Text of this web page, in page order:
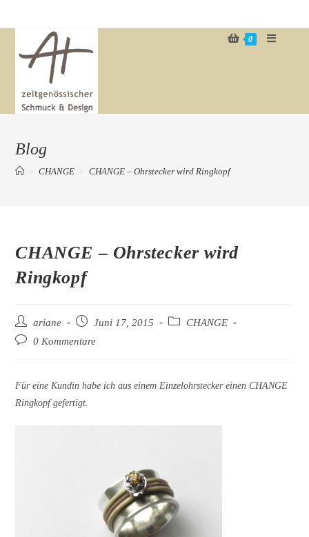
0
Blog
> CHANGE > CHANGE – Ohrstecker wird Ringkopf
CHANGE – Ohrstecker wird
Ringkopf
Beitrags-
Autor:
ariane
Beitrag
veröffentlicht:
Juni 17, 2015
Beitrags-
CHANGE
Beitrags-0 Kommentare
Für eine Kundin habe ich aus einem Einzelohrstecker einen CHANGE
Ringkopf gefertigt.